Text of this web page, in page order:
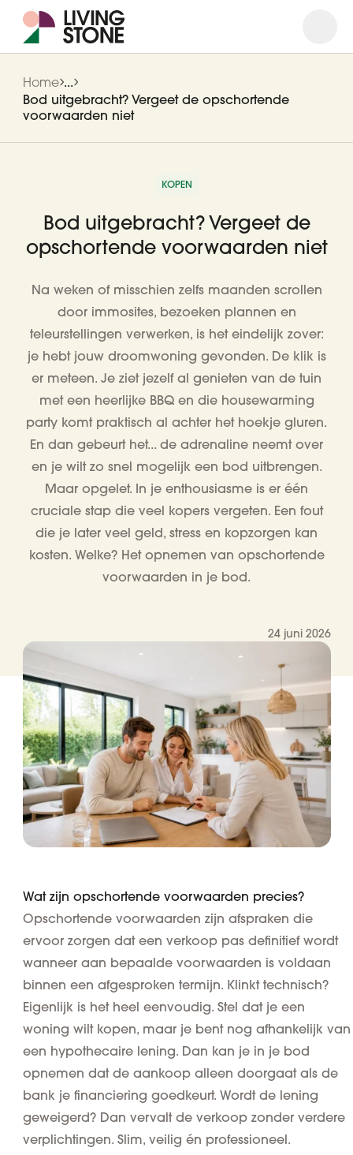
Home ...
Bod uitgebracht? Vergeet de opschortende
voorwaarden niet
KOPEN
Bod uitgebracht? Vergeet de
opschortende voorwaarden niet
Na weken of misschien zelfs maanden scrollen
door immosites, bezoeken plannen en
teleurstellingen verwerken, is het eindelijk zover:
je hebt jouw droomwoning gevonden. De klik is
er meteen. Je ziet jezelf al genieten van de tuin
met een heerlijke BBQ en die housewarming
party komt praktisch al achter het hoekje gluren.
En dan gebeurt het... de adrenaline neemt over
en je wilt zo snel mogelijk een bod uitbrengen.
Maar opgelet. In je enthousiasme is er één
cruciale stap die veel kopers vergeten. Een fout
die je later veel geld, stress en kopzorgen kan
kosten. Welke? Het opnemen van opschortende
voorwaarden in je bod.
24 juni 2026
Wat zijn opschortende voorwaarden precies?
Opschortende voorwaarden zijn afspraken die
ervoor zorgen dat een verkoop pas definitief wordt
wanneer aan bepaalde voorwaarden is voldaan
binnen een afgesproken termijn. Klinkt technisch?
Eigenlijk is het heel eenvoudig. Stel dat je een
woning wilt kopen, maar je bent nog afhankelijk van
een hypothecaire lening. Dan kan je in je bod
opnemen dat de aankoop alleen doorgaat als de
bank je financiering goedkeurt. Wordt de lening
geweigerd? Dan vervalt de verkoop zonder verdere
verplichtingen. Slim, veilig én professioneel.